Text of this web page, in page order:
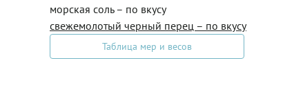
морская соль – по вкусу
свежемолотый черный перец – по вкусу
Таблица мер и весов